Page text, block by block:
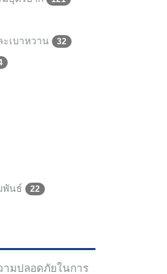
เบาหวาน 32
พันธ์ 22
ามปลอดภัยในการ